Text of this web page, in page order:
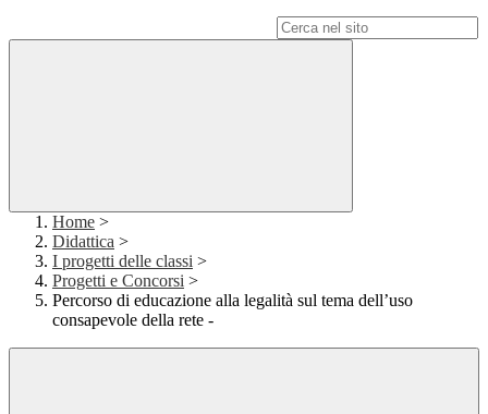
Home >
Didattica >
I progetti delle classi >
Progetti e Concorsi >
Percorso di educazione alla legalità sul tema dell’uso
consapevole della rete -